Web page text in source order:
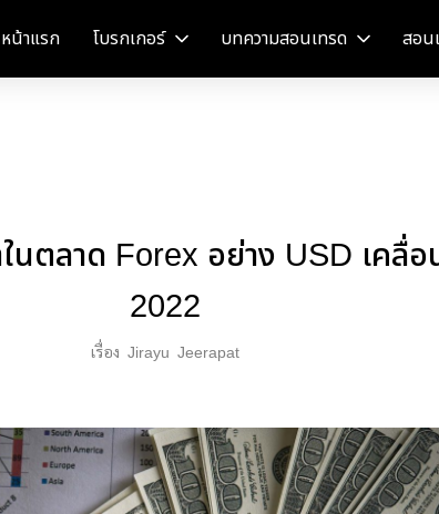
หน้าแรก โบรกเกอร์ บทความสอนเทรด สอน
นตลาด Forex อย่าง USD เคลื่อ
2022
เรื่อง Jirayu Jeerapat